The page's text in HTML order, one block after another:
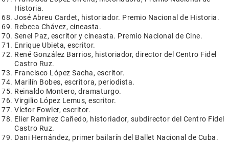
Historia.
José Abreu Cardet, historiador. Premio Nacional de Historia.
Rebeca Chávez, cineasta.
Senel Paz, escritor y cineasta. Premio Nacional de Cine.
Enrique Ubieta, escritor.
René González Barrios, historiador, director del Centro Fidel
Castro Ruz.
Francisco López Sacha, escritor.
Marilín Bobes, escritora, periodista.
Reinaldo Montero, dramaturgo.
Virgilio López Lemus, escritor.
Víctor Fowler, escritor.
Elier Ramírez Cañedo, historiador, subdirector del Centro Fidel
Castro Ruz.
Dani Hernández, primer bailarín del Ballet Nacional de Cuba.